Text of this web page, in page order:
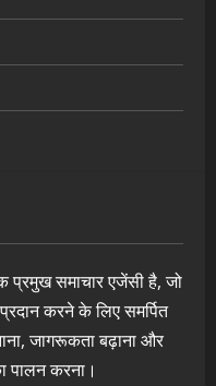
समाचार एजेंसी है, जो
करने के लिए समर्पित
जागरूकता बढ़ाना और
पालन करना।